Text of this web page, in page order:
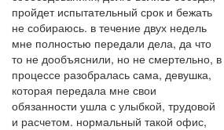
пройдет испытательный срок и бежать
не собираюсь. в течение двух недель
мне полностью передали дела, да что
то не дообъяснили, но не смертельно, в
процессе разобралась сама, девушка,
которая передала мне свои
обязанности ушла с улыбкой, трудовой
и расчетом. нормальный такой офис,